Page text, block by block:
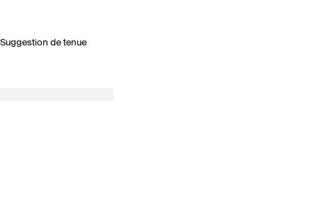
Suggestion de tenue